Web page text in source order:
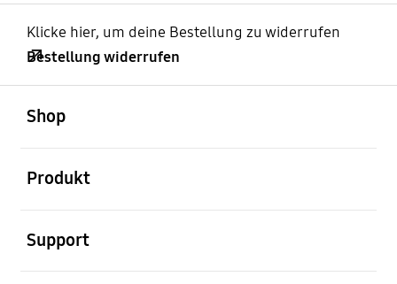
Klicke hier, um deine Bestellung zu widerrufen
Bestellung widerrufen
Shop
Produkt
Support